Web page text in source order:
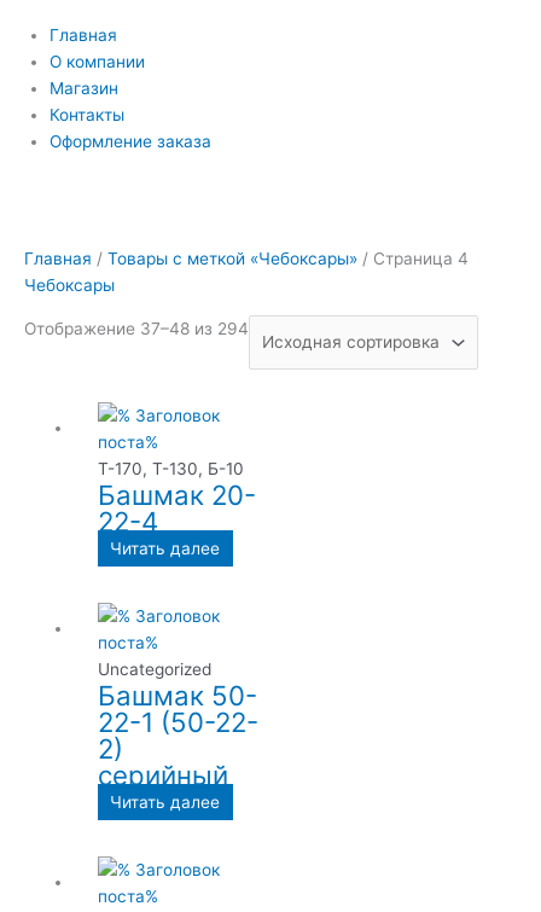
Главная
О компании
Магазин
Контакты
Оформление заказа
Главная / Товары с меткой «Чебоксары» / Страница 4
Чебоксары
Отображение 37–48 из 294
Т-170, Т-130, Б-10
Башмак 20-
22-4
Читать далее
Uncategorized
Башмак 50-
22-1 (50-22-
2)
серийный
Читать далее